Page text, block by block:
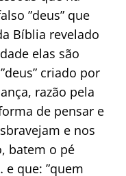
”deus” que
Bíblia revelado
elas são
criado por
razão pela
de pensar e
e nos
batem o pé
que: ”quem